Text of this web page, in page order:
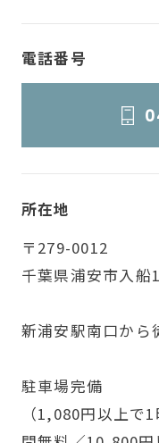
電話番号
所在地
〒279-0012
千葉県浦安市入
新浦安駅南口から
駐車場完備
（1,080円以上で